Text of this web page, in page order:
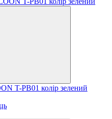
T-PB01 колір зелений